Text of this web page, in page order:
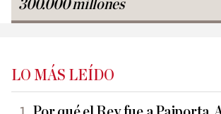
300.000 millones
LO MÁS LEÍDO